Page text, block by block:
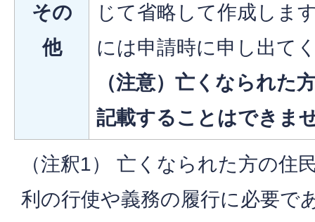
その
他
じて省略して作成しま
には申請時に申し出て
（注意） 亡くなられた
記載することはできま
（注釈1） 亡くなられた方の住
利の行使や義務の履行に必要で